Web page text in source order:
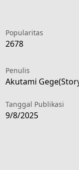
Popularitas
2678
Penulis
Akutami
Tanggal Publikasi
9/8/2025